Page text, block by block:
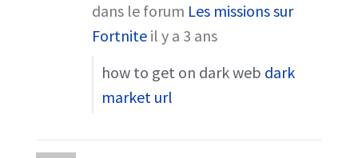
dans le forum Les missions sur
Fortnite il y a 3 ans
how to get on dark web dark
market url